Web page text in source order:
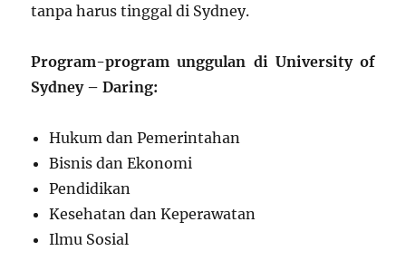
tanpa harus tinggal di Sydney.
Program-program unggulan di University of
Sydney – Daring:
Hukum dan Pemerintahan
Bisnis dan Ekonomi
Pendidikan
Kesehatan dan Keperawatan
Ilmu Sosial